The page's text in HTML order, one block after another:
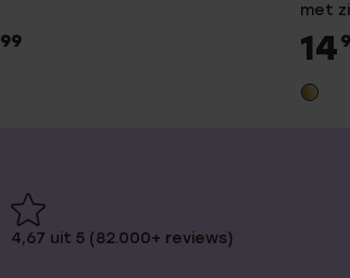
99
met
14
4,67 uit 5 (82.000+ reviews)